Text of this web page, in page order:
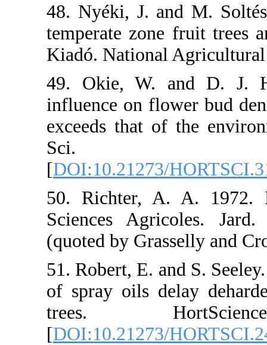
48. Nyéki, J.
temperate
Kiadó.
49. Okie, W.
influence on
exceeds that
[
50. Richter,
Sciences
(quoted by
51. Robert, E.
of spray oils
trees.
[